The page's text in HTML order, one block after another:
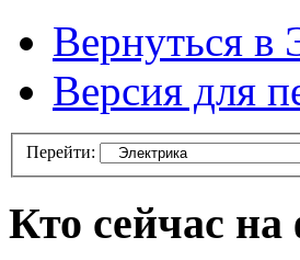
Вернуться в
Версия для
Перейти:
Кто сейчас на